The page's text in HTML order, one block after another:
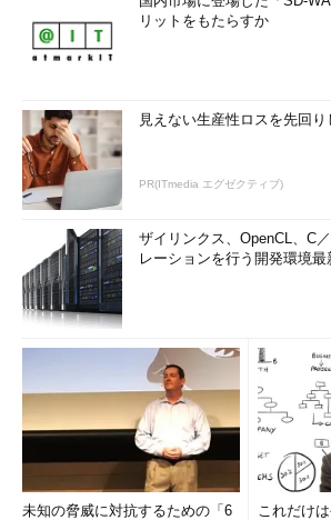
リットをもたらすか
見えない生産性ロスを先回り
PR(ITmedia エグゼクティブ)
ザイリンクス、OpenCL、C
レーションを行う開発環境
未知の脅威に対抗するための「6
これだけ